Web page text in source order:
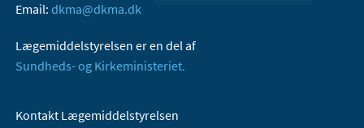
Email: dkma@dkma.dk
Lægemiddelstyrelsen er en del af
Sundheds- og Kirkeministeriet.
Kontakt Lægemiddelstyrelsen